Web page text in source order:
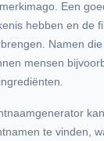
Een
hebben en de
Namen
mensen
te vinden,